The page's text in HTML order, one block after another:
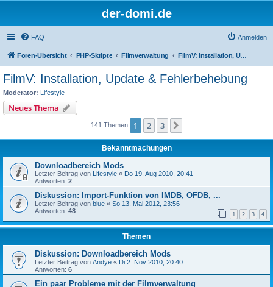
der-domi.de
FAQ Anmelden
Foren-Übersicht PHP-Skripte Filmverwaltung FilmV: Installation, Update & Fehlerbehebung
FilmV: Installation, Update & Fehlerbehebung
Moderator: Lifestyle
Neues Thema
141 Themen 1 2 3
Bekanntmachungen
Downloadbereich Mods
Letzter Beitrag von Lifestyle « Do 19. Aug 2010, 20:41
Antworten: 2
Diskussion: Import-Funktion von IMDB, OFDB, ...
Letzter Beitrag von blue « So 13. Mai 2012, 23:56
Antworten: 48 1 2 3 4
Themen
Diskussion: Downloadbereich Mods
Letzter Beitrag von Andye « Di 2. Nov 2010, 20:40
Antworten: 6
Ein paar Probleme mit der Filmverwaltung